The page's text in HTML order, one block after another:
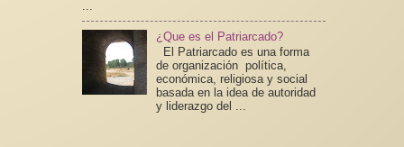
¿Que es el Patriarcado?
El Patriarcado es una forma
de organización política,
económica, religiosa y social
basada en la idea de autoridad
y liderazgo del ...